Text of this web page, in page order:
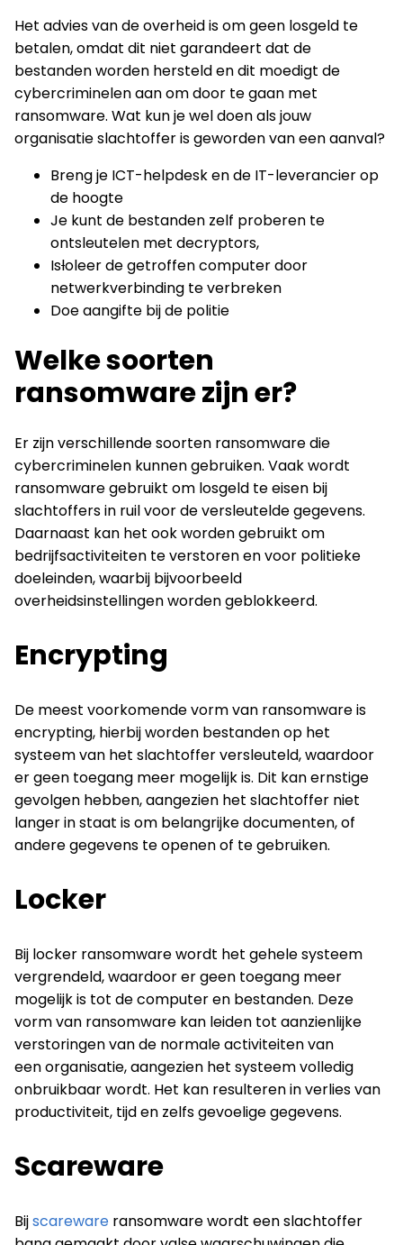
Het advies van de overheid is om geen losgeld te
betalen, omdat dit niet garandeert dat de
bestanden worden hersteld en dit moedigt de
cybercriminelen aan om door te gaan met
ransomware. Wat kun je wel doen als jouw
organisatie slachtoffer is geworden van een aanval?
Breng je ICT-helpdesk en de IT-leverancier op
de hoogte
Je kunt de bestanden zelf proberen te
ontsleutelen met decryptors,
Isloleer de getroffen computer door
netwerkverbinding te verbreken
Doe aangifte bij de politie
Welke soorten
ransomware zijn er?
Er zijn verschillende soorten ransomware die
cybercriminelen kunnen gebruiken. Vaak wordt
ransomware gebruikt om losgeld te eisen bij
slachtoffers in ruil voor de versleutelde gegevens.
Daarnaast kan het ook worden gebruikt om
bedrijfsactiviteiten te verstoren en voor politieke
doeleinden, waarbij bijvoorbeeld
overheidsinstellingen worden geblokkeerd.
Encrypting
De meest voorkomende vorm van ransomware is
encrypting, hierbij worden bestanden op het
systeem van het slachtoffer versleuteld, waardoor
er geen toegang meer mogelijk is. Dit kan ernstige
gevolgen hebben, aangezien het slachtoffer niet
langer in staat is om belangrijke documenten, of
andere gegevens te openen of te gebruiken.
Locker
Bij locker ransomware wordt het gehele systeem
vergrendeld, waardoor er geen toegang meer
mogelijk is tot de computer en bestanden. Deze
vorm van ransomware kan leiden tot aanzienlijke
verstoringen van de normale activiteiten van
een organisatie, aangezien het systeem volledig
onbruikbaar wordt. Het kan resulteren in verlies van
productiviteit, tijd en zelfs gevoelige gegevens.
Scareware
Bijscareware ransomware wordt een slachtoffer